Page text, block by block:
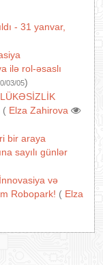
- 31 yanvar,
ilə rol-əsaslı
03/05)
( Elza Zahirova
bir araya
sayılı günlər
və
Robopark! ( Elza